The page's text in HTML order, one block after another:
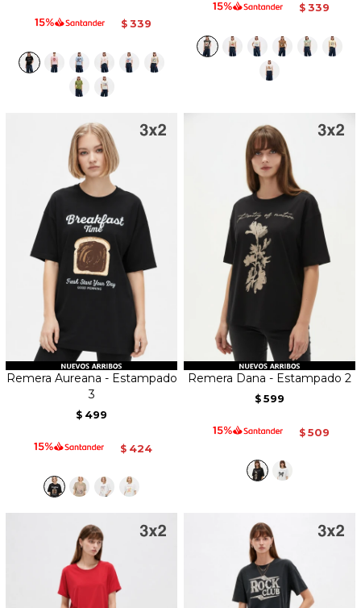
$ 339
$ 339
Remera Aureana - Estampado
3
$ 499
$ 424
Remera Dana - Estampado 2
$ 599
$ 509